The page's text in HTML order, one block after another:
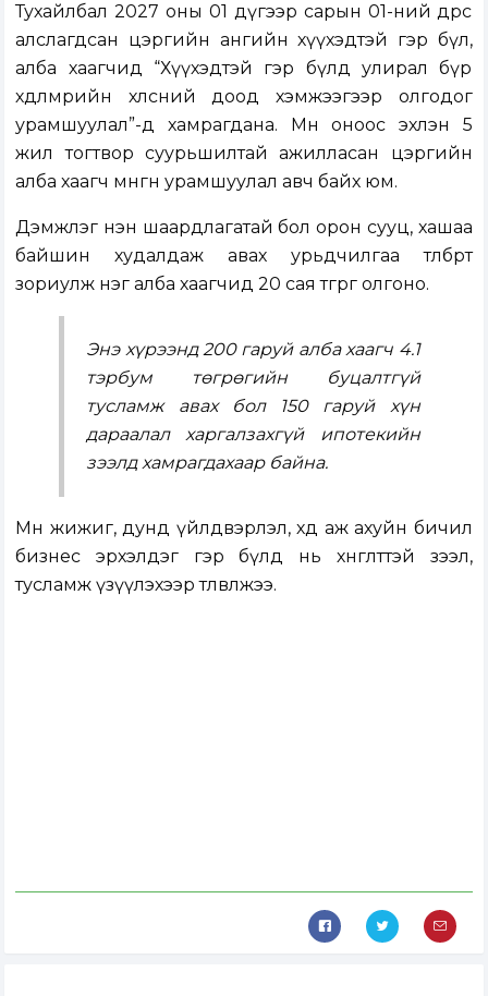
Тухайлбал 2027 оны 01 дүгээр сарын 01-ний өдрөөс
алслагдсан цэргийн ангийн хүүхэдтэй гэр бүл,
алба хаагчид “Хүүхэдтэй гэр бүлд улирал бүр
хөдөлмөрийн хөлсний доод хэмжээгээр олгодог
урамшуулал”-д хамрагдана. Мөн оноос эхлэн 5
жил тогтвор суурьшилтай ажилласан цэргийн
алба хаагч мөнгөн урамшуулал авч байх юм.
Дэмжлэг нэн шаардлагатай бол орон сууц, хашаа
байшин худалдаж авах урьдчилгаа төлбөрт
зориулж нэг алба хаагчид 20 сая төгрөг олгоно.
Энэ хүрээнд 200 гаруй алба хаагч 4.1
тэрбум төгрөгийн буцалтгүй
тусламж авах бол 150 гаруй хүн
дараалал харгалзахгүй ипотекийн
зээлд хамрагдахаар байна.
Мөн жижиг, дунд үйлдвэрлэл, хөдөө аж ахуйн бичил
бизнес эрхэлдэг гэр бүлд нь хөнгөлттэй зээл,
тусламж үзүүлэхээр төлөвлөжээ.